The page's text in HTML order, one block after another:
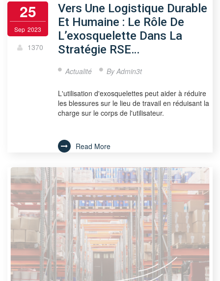
25
Sep 2023
1370
Vers Une Logistique Durable
Et Humaine : Le Rôle De
L’exosquelette Dans La
Stratégie RSE…
Actualité ByAdmin3t
L'utilisation d'exosquelettes peut aider à réduire
les blessures sur le lieu de travail en réduisant la
charge sur le corps de l'utilisateur.
Read More